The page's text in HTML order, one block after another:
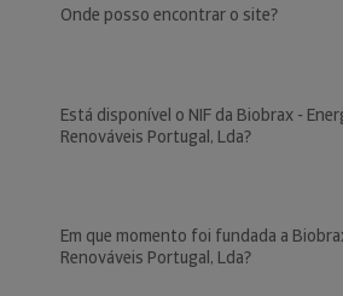
Onde posso encontrar o site?
Está disponível o NIF da Biobrax -
Renováveis Portugal, Lda?
Em que momento foi fundada a
Renováveis Portugal, Lda?